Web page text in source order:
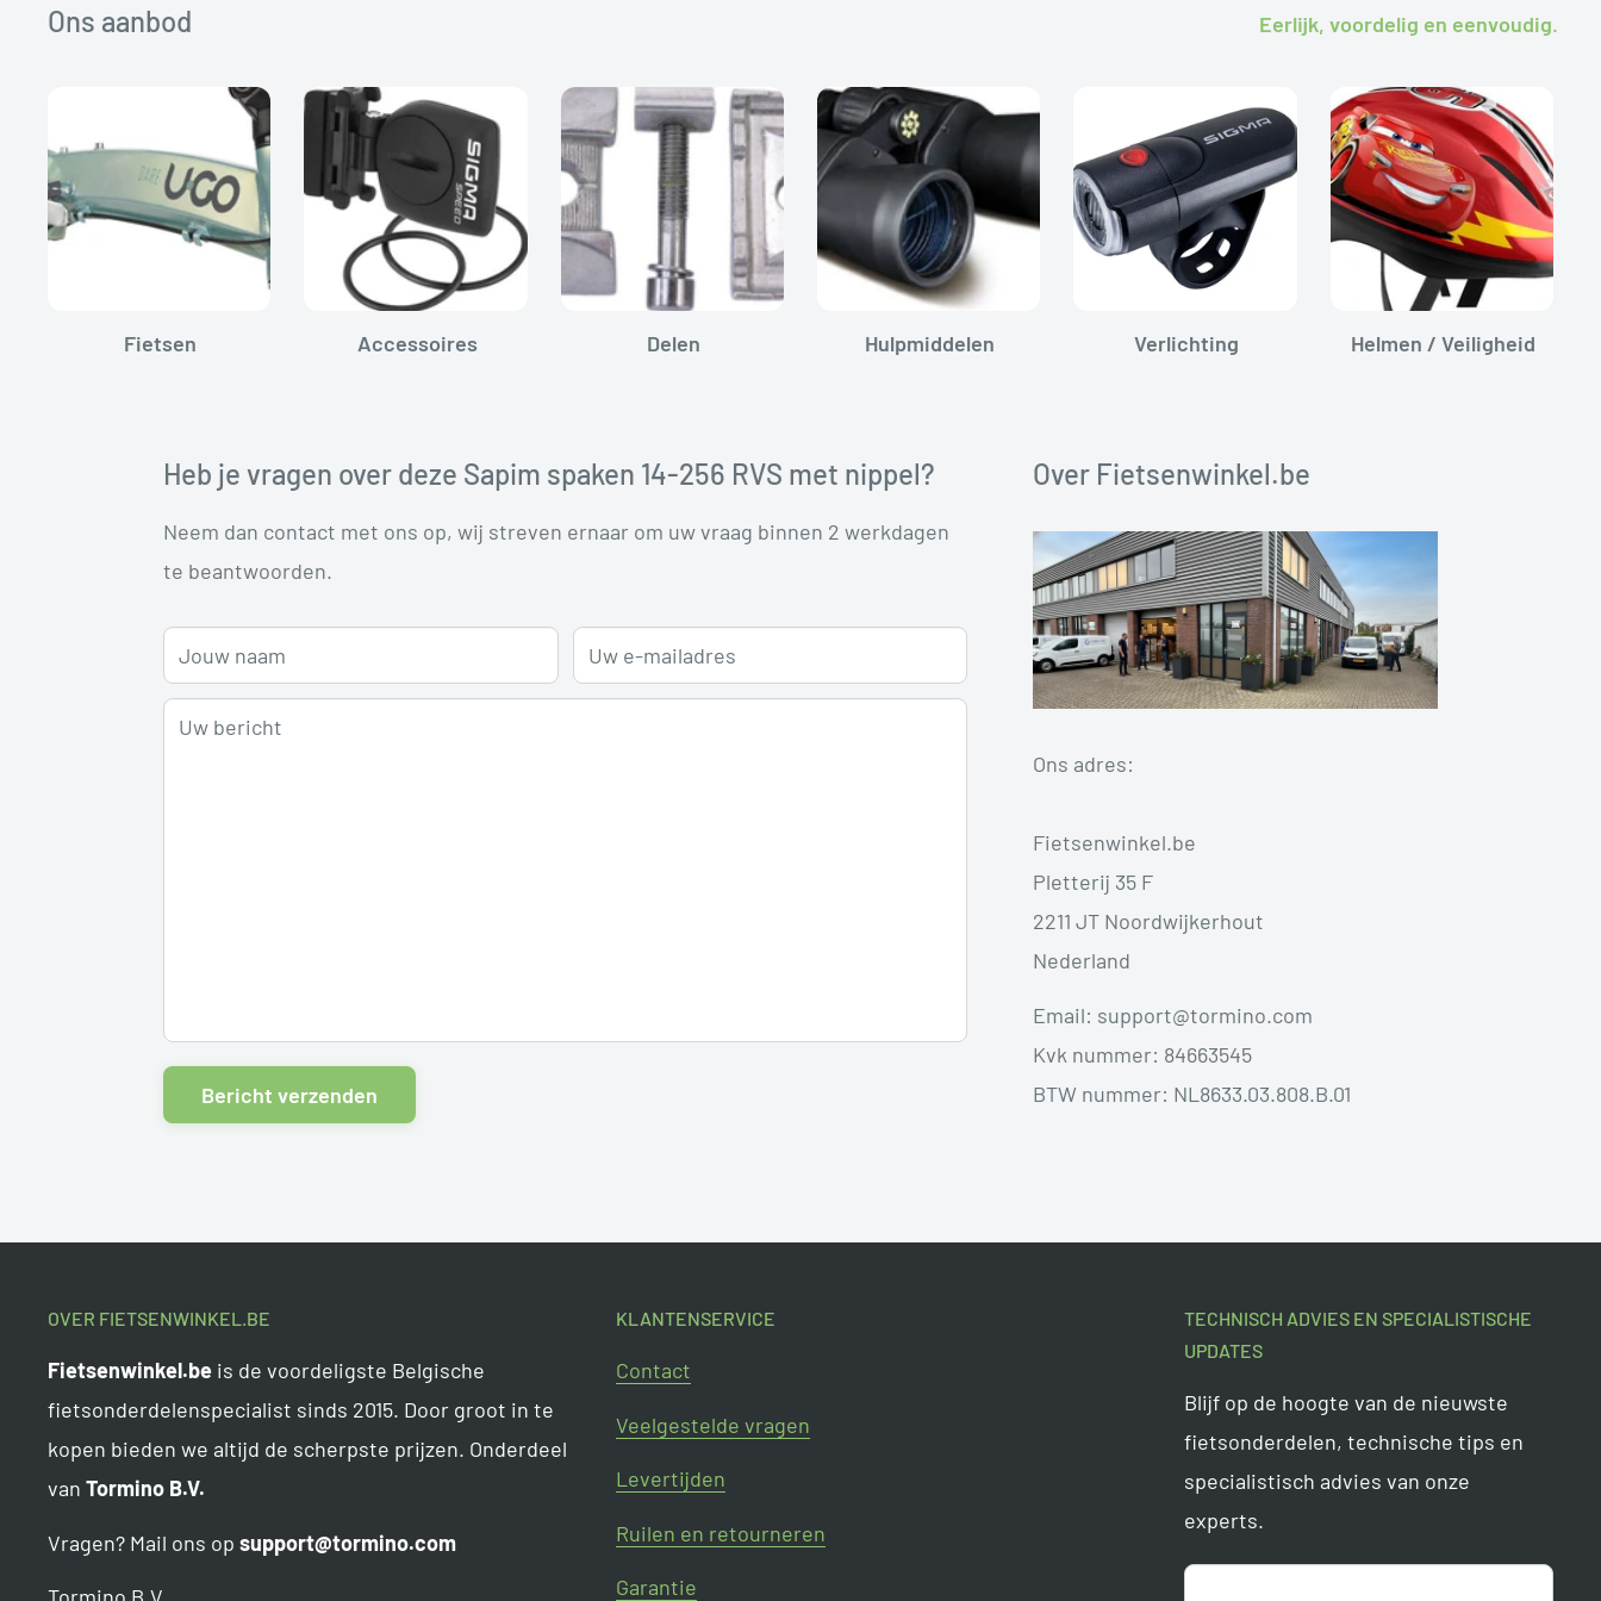
Ons aanbod Eerlijk, voordelig en eenvoudig.
Fietsen Accessoires Delen Hulpmiddelen Verlichting Helmen / Veiligheid
Heb je vragen over deze Sapim spaken 14-256 RVS met nippel?
Neem dan contact met ons op, wij streven ernaar om uw vraag binnen 2 werkdagen
te beantwoorden.
Jouw naam Uw e-mailadres
Uw bericht
Bericht verzenden
Over Fietsenwinkel.be
Ons adres:
Fietsenwinkel.be
Pletterij 35 F
2211 JT Noordwijkerhout
Nederland
Email: support@tormino.com
Kvk nummer: 84663545
BTW nummer: NL8633.03.808.B.01
OVER FIETSENWINKEL.BE
Fietsenwinkel.be is de voordeligste Belgische
fietsonderdelenspecialist sinds 2015. Door groot in te
kopen bieden we altijd de scherpste prijzen. Onderdeel
van Tormino B.V.
Vragen? Mail ons op support@tormino.com
KLANTENSERVICE
Contact
Veelgestelde vragen
Levertijden
Ruilen en retourneren
Garantie
TECHNISCH ADVIES EN SPECIALISTISCHE
UPDATES
Blijf op de hoogte van de nieuwste
fietsonderdelen, technische tips en
specialistisch advies van onze
experts.